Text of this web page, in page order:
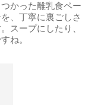
かった離乳食ペー
、丁寧に裏ごしさ
スープにしたり、
ね。